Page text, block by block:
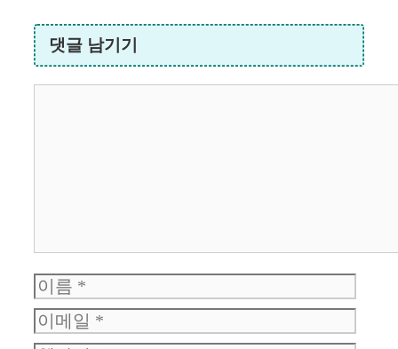
댓글 남기기
이
름
이